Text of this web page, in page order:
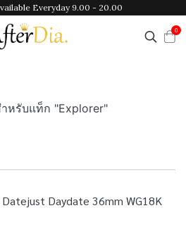
Everyday 9.00 - 20.00
0
หรับแท็ก "Explorer"
Daydate 36mm WG18K